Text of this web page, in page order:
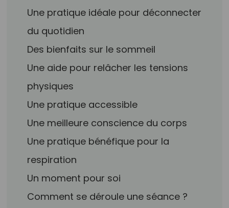
Une pratique idéale pour déconnecter
du quotidien
Des bienfaits sur le sommeil
Une aide pour relâcher les tensions
physiques
Une pratique accessible
Une meilleure conscience du corps
Une pratique bénéfique pour la
respiration
Un moment pour soi
Comment se déroule une séance ?